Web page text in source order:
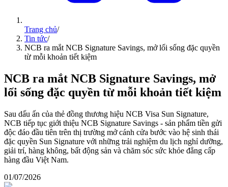
Trang chủ/
Tin tức/
NCB ra mắt NCB Signature Savings, mở lối sống đặc quyền
từ mỗi khoản tiết kiệm
NCB ra mắt NCB Signature Savings, mở
lối sống đặc quyền từ mỗi khoản tiết kiệm
Sau dấu ấn của thẻ đồng thương hiệu NCB Visa Sun Signature,
NCB tiếp tục giới thiệu NCB Signature Savings - sản phẩm tiền gửi
độc đáo đầu tiên trên thị trường mở cánh cửa bước vào hệ sinh thái
đặc quyền Sun Signature với những trải nghiệm du lịch nghỉ dưỡng,
giải trí, hàng không, bất động sản và chăm sóc sức khỏe đẳng cấp
hàng đầu Việt Nam.
01/07/2026